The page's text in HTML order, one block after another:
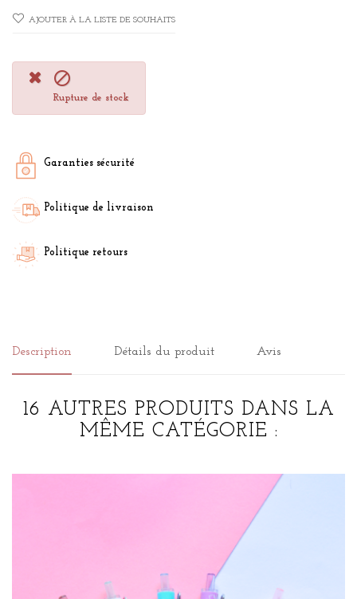
AJOUTER À LA LISTE DE SOUHAITS

Rupture de stock
Garanties sécurité
Politique de livraison
Politique retours
Description Détails du produit Avis
16 AUTRES PRODUITS DANS LA
MÊME CATÉGORIE :